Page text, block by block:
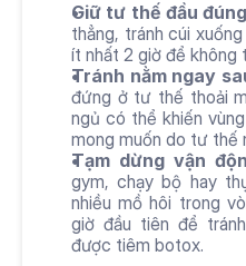
Giữ tư thế đầu
thẳng, tránh cúi
ít nhất 2 giờ để không
Tránh nằm ngay
đứng ở tư thế thoải
ngủ có thể khiến
mong muốn do tư thế
Tạm dừng vận
gym, chạy bộ hay
nhiều mồ hôi trong
giờ đầu tiên để
được tiêm botox.